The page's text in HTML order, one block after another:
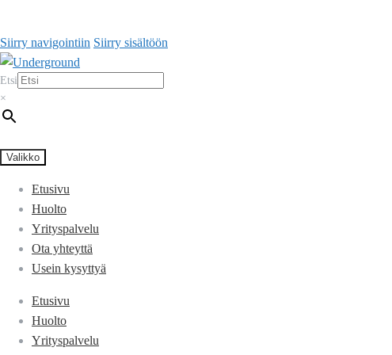
Siirry navigointiin Siirry sisältöön
Etsi
×
Valikko
Etusivu
Huolto
Yrityspalvelu
Ota yhteyttä
Usein kysyttyä
Etusivu
Huolto
Yrityspalvelu